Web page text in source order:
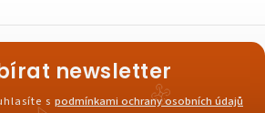
newsletter
s podmínkami ochrany osobních údajů